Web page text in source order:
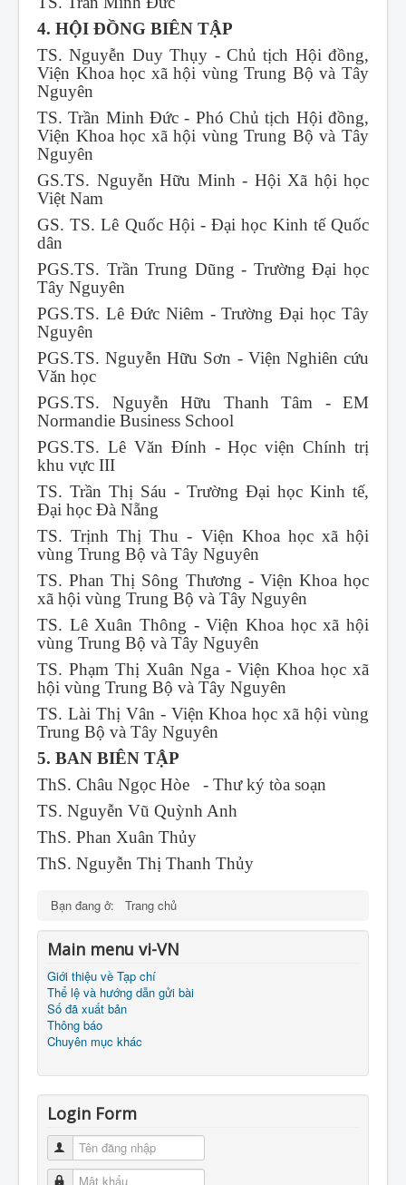
4. HỘI ĐỒNG BIÊN TẬP
TS. Nguyễn Duy Thụy - Chủ tịch Hội đồng,
Viện Khoa học xã hội vùng Trung Bộ và Tây
Nguyên
TS. Trần Minh Đức - Phó Chủ tịch Hội đồng,
Viện Khoa học xã hội vùng Trung Bộ và Tây
Nguyên
GS.TS. Nguyễn Hữu Minh - Hội Xã hội học
Việt Nam
GS. TS. Lê Quốc Hội - Đại học Kinh tế Quốc
dân
PGS.TS. Trần Trung Dũng - Trường Đại học
Tây Nguyên
PGS.TS. Lê Đức Niêm - Trường Đại học Tây
Nguyên
PGS.TS. Nguyễn Hữu Sơn - Viện Nghiên cứu
Văn học
PGS.TS. Nguyễn Hữu Thanh Tâm - EM
Normandie Business School
PGS.TS. Lê Văn Đính - Học viện Chính trị
khu vực III
TS. Trần Thị Sáu - Trường Đại học Kinh tế,
Đại học Đà Nẵng
TS. Trịnh Thị Thu - Viện Khoa học xã hội
vùng Trung Bộ và Tây Nguyên
TS. Phan Thị Sông Thương - Viện Khoa học
xã hội vùng Trung Bộ và Tây Nguyên
TS. Lê Xuân Thông - Viện Khoa học xã hội
vùng Trung Bộ và Tây Nguyên
TS. Phạm Thị Xuân Nga - Viện Khoa học xã
hội vùng Trung Bộ và Tây Nguyên
TS. Lài Thị Vân - Viện Khoa học xã hội vùng
Trung Bộ và Tây Nguyên
5. BAN BIÊN TẬP
ThS. Châu Ngọc Hòe - Thư ký tòa soạn
TS. Nguyễn Vũ Quỳnh Anh
ThS. Phan Xuân Thủy
ThS. Nguyễn Thị Thanh Thủy
Bạn đang ở: Trang chủ
Main menu vi-VN
Giới thiệu về Tạp chí
Thể lệ và hướng dẫn gửi bài
Số đã xuất bản
Thông báo
Chuyên mục khác
Login Form
Tên đăng nhập
Mật khẩu